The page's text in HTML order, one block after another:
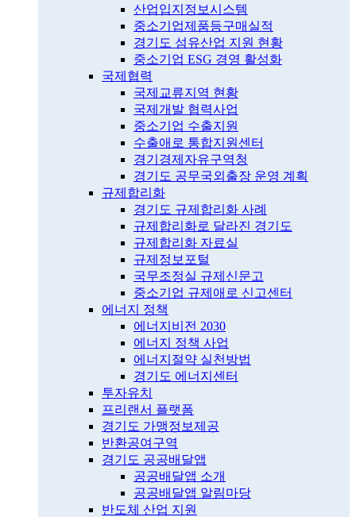
산업입지정보시스템
중소기업제품등구매실적
경기도 섬유산업 지원 현황
중소기업 ESG 경영 활성화
국제협력
국제교류지역 현황
국제개발 협력사업
중소기업 수출지원
수출애로 통합지원센터
경기경제자유구역청
경기도 공무국외출장 운영 계획
규제합리화
경기도 규제합리화 사례
규제합리화로 달라진 경기도
규제합리화 자료실
규제정보포털
국무조정실 규제신문고
중소기업 규제애로 신고센터
에너지 정책
에너지비전 2030
에너지 정책 사업
에너지절약 실천방법
경기도 에너지센터
투자유치
프리랜서 플랫폼
경기도 가맹정보제공
반환공여구역
경기도 공공배달앱
공공배달앱 소개
공공배달앱 알림마당
반도체 산업 지원